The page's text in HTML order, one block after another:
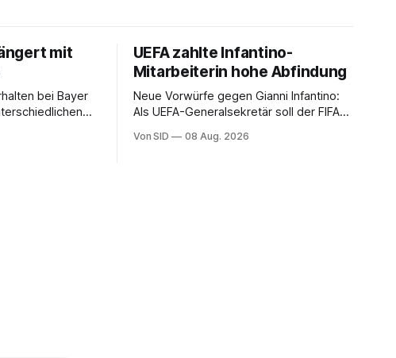
mit
bei Bayer
UEFA zahlte Infantino-
Mitarbeiterin hohe Abfindung
Neue Vorwürfe gegen Gianni Infantino:
Als UEFA-Generalsekretär soll der FIFA-
hohe Abfindung ausgehandelt haben.
Von SID 08 Aug. 2026